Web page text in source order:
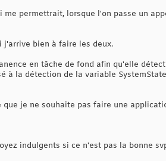
permettrait, lorsque l'on passe un
j'arrive bien à faire les deux.
en tâche de fond afin qu'elle
à la détection de la variable
je ne souhaite pas faire une
indulgents si ce n'est pas la bonne